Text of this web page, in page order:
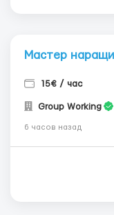
Мастер
15€ / час
Group Working
6 часов назад